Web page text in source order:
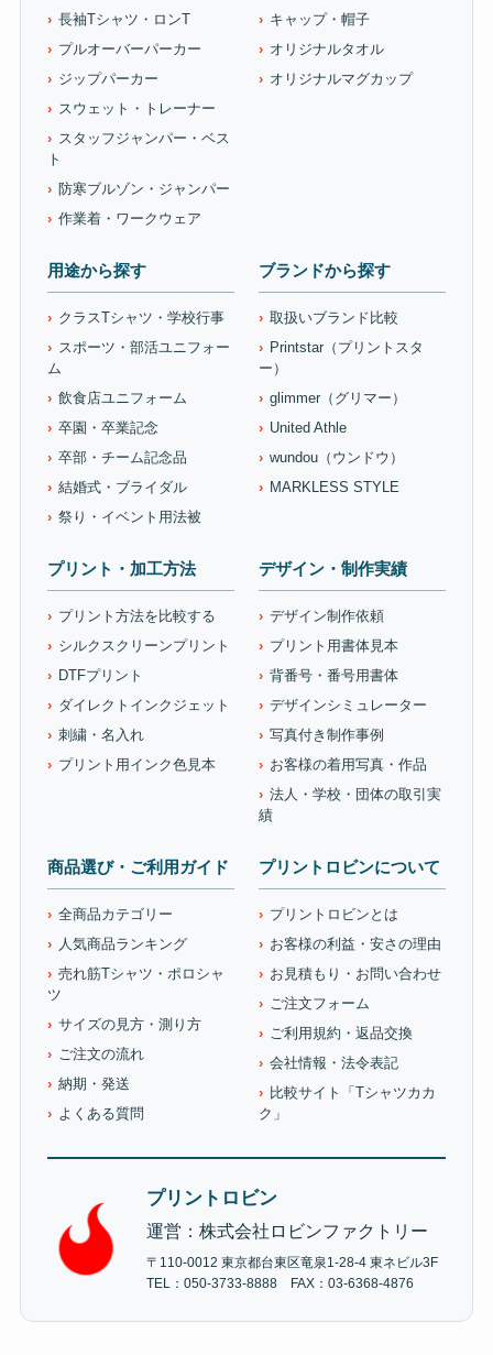
長袖Tシャツ・ロンT
プルオーバーパーカー
ジップパーカー
スウェット・トレーナー
スタッフジャンパー・ベス
ト
防寒ブルゾン・ジャンパー
作業着・ワークウェア
キャップ・帽子
オリジナルタオル
オリジナルマグカップ
用途から探す
クラスTシャツ・学校行事
スポーツ・部活ユニフォー
ム
飲食店ユニフォーム
卒園・卒業記念
卒部・チーム記念品
結婚式・ブライダル
祭り・イベント用法被
ブランドから探す
取扱いブランド比較
Printstar（プリントスタ
ー）
glimmer（グリマー）
United Athle
wundou（ウンドウ）
MARKLESS STYLE
プリント・加工方法
プリント方法を比較する
シルクスクリーンプリント
DTFプリント
ダイレクトインクジェット
刺繍・名入れ
プリント用インク色見本
デザイン・制作実績
デザイン制作依頼
プリント用書体見本
背番号・番号用書体
デザインシミュレーター
写真付き制作事例
お客様の着用写真・作品
法人・学校・団体の取引実
績
商品選び・ご利用ガイド
全商品カテゴリー
人気商品ランキング
売れ筋Tシャツ・ポロシャ
ツ
サイズの見方・測り方
ご注文の流れ
納期・発送
よくある質問
プリントロビンについて
プリントロビンとは
お客様の利益・安さの理由
お見積もり・お問い合わせ
ご注文フォーム
ご利用規約・返品交換
会社情報・法令表記
比較サイト「Tシャツカカ
ク」
プリントロビン
運営：株式会社ロビンファクトリー
〒110-0012 東京都台東区竜泉1-28-4 東ネビル3F
TEL：050-3733-8888 FAX：03-6368-4876